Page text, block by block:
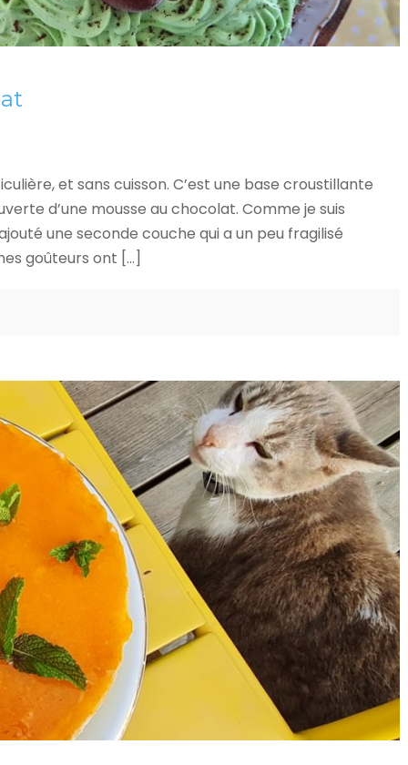
et sans cuisson. C’est une base croustillante
d’une mousse au chocolat. Comme je suis
une seconde couche qui a un peu fragilisé
goûteurs ont […]